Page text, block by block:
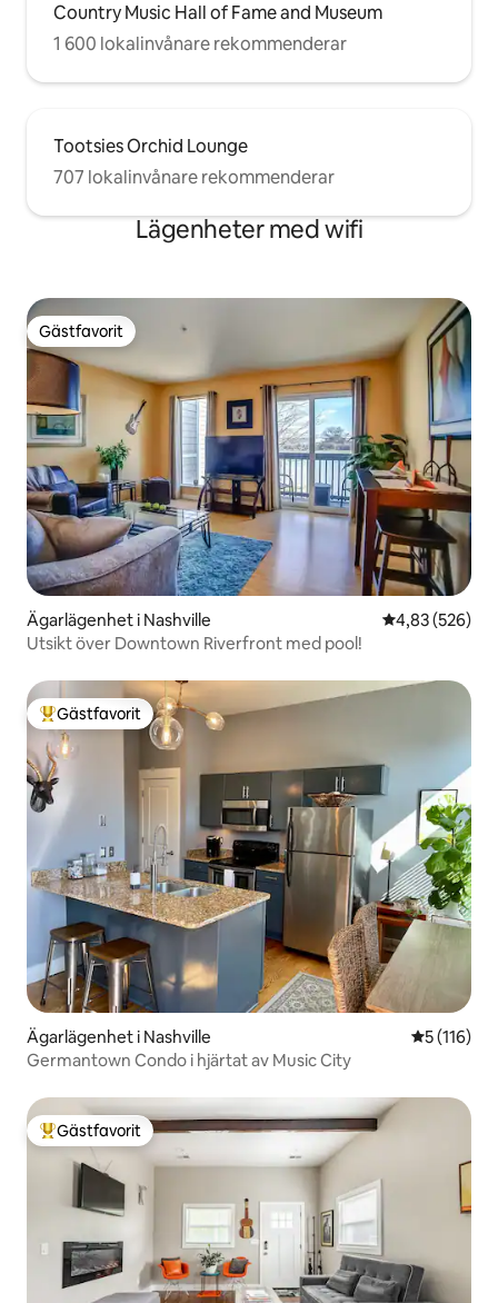
Country Music Hall of Fame and Museum
1 600 lokalinvånare rekommenderar
Tootsies Orchid Lounge
707 lokalinvånare rekommenderar
Lägenheter med wifi
Gästfavorit
Gästfavorit
Ägarlägenhet i Nashville 4,83 av 5 i
4,83 (526)
Utsikt över Downtown Riverfront med pool!
Populär gästfavorit
Gästfavorit
Ägarlägenhet i Nashville 5 av 5 i
5 (116)
Germantown Condo i hjärtat av Music City
Populär gästfavorit
Gästfavorit